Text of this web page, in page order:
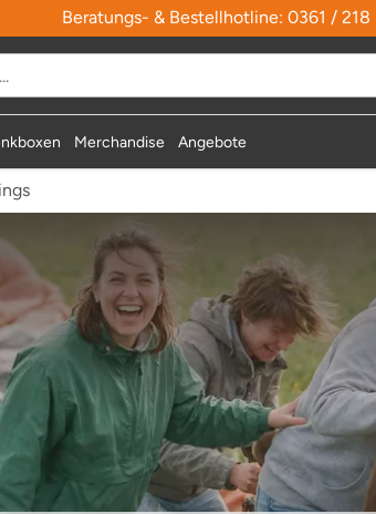
Beratungs- & Bestellhotline: 0361 /
Merchandise Angebote